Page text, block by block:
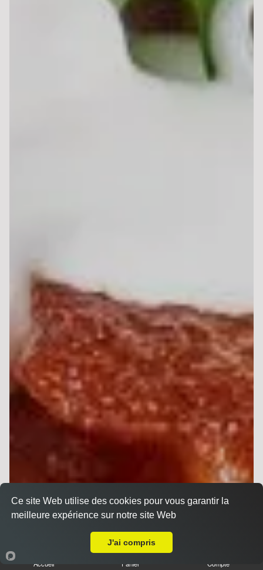
Accueil Panier Compte
Ce site Web utilise des cookies pour vous garantir la
meilleure expérience sur notre site Web
J'ai compris